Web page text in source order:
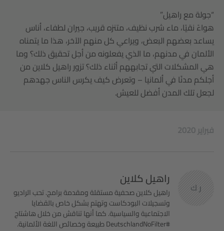
“جولة مع راهيل”
هواءً نقيًا، ماء شرب نظيف، متنزه قريب، جيران لطفاء، أناس
يساعد بعضهم البعض، ويراعي كل منهم الآخر، هذا ما يتمناه
الألمان في مدنهم، ما الذي يفعلونه من أجل تحقيق ذلك؟ وما
هي المشكلات التي تجابههم أثناء ذلك؟ تزور راهيل كلاين من
أجلكم مدنًا في ألمانيا – وتعرض كيف يكرس الناس جهدهم
لجعل تلك المدن أفضل للعيش.
2020 فبراير
ر ك
راهيل كلاين
راهيل كلاين صحفية مستقلة ومقدمة برامج. تحب الراديو
وتسجيلات البودكاست وتهتم بشكل خاص بالقضايا
الاجتماعية والسياسية. كما أنها تناقش من خلال هاشتاج
#DeutschlandNoFilter طبيعة وخصائص اللغة الألمانية.